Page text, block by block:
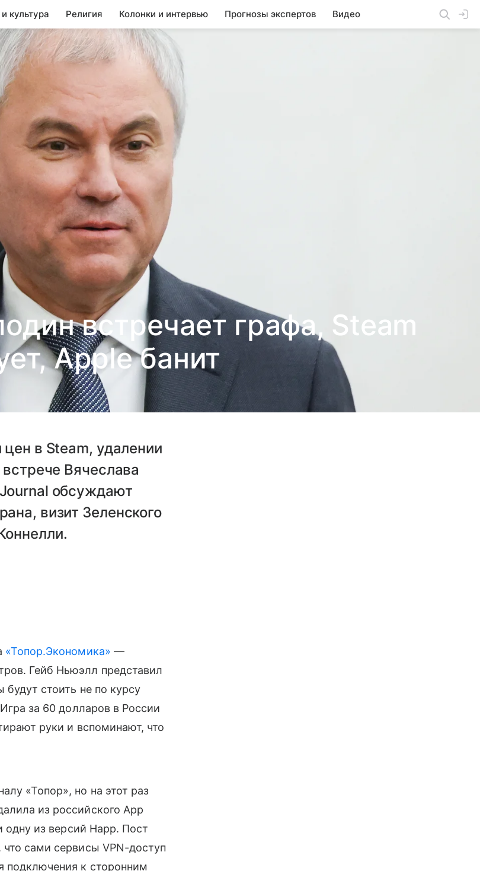
культура Религия Колонки и интервью Прогнозы экспертов Видео
встречает графа, Steam
Apple банит
в Steam, удалении
Вячеслава
обсуждают
визит Зеленского
«Топор.Экономика» —
Гейб Ньюэлл представил
стоить не по курсу
за 60 долларов в России
руки и вспоминают, что
«Топор», но на этот раз
из российского App
одну из версий Happ. Пост
сами сервисы VPN-доступ
подключения к сторонним